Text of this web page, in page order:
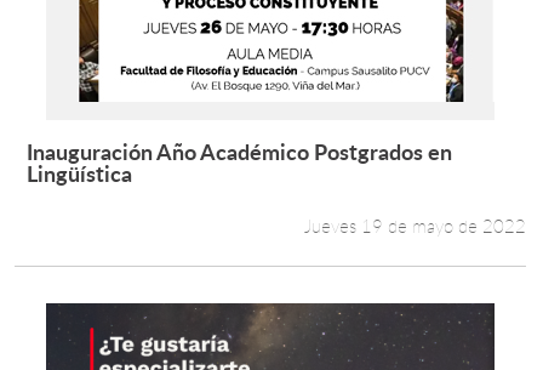
Leer más +
Inauguración Año Académico Postgrados en
Lingüística
Jueves 19 de mayo de 2022